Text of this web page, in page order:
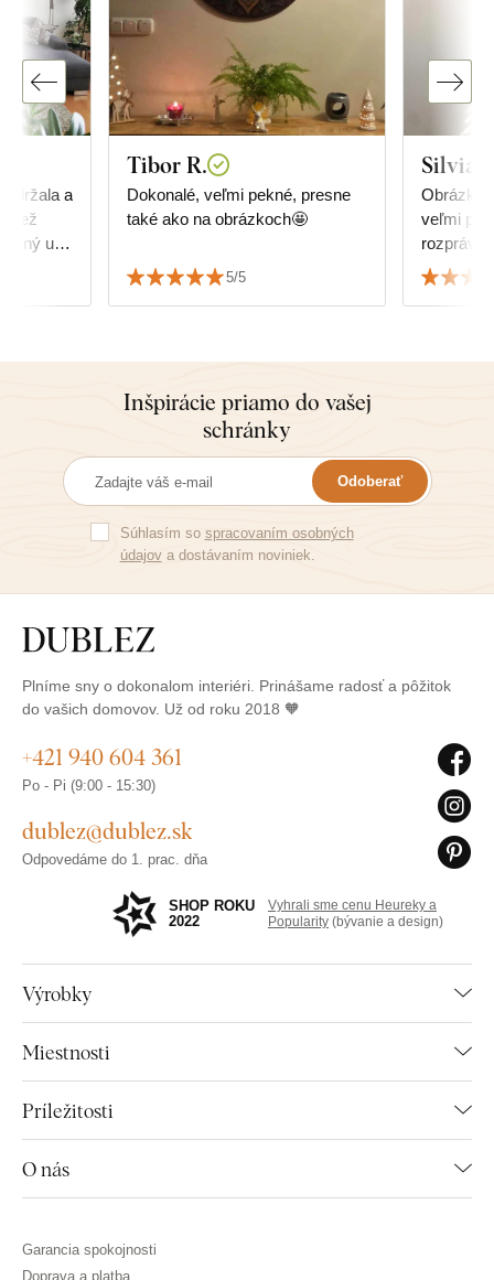
a
u
Tibor R.
Dokonalé, veľmi pekné, presne
také ako na obrázkoch🤩
5/5
Silvia
Obrázky
veľmi
Inšpirácie priamo do vašej
schránky
Odoberať
Súhlasím so spracovaním osobných
údajova dostávaním noviniek.
Plníme sny o dokonalom interiéri. Prinášame radosť a pôžitok
do vašich domovov. Už od roku 2018 🧡
Výrobky
Miestnosti
Príležitosti
O nás
+421 940 604 361
Po - Pi (9:00 - 15:30)
dublez@dublez.sk
Odpovedáme do 1. prac. dňa
SHOP ROKU
2022
Vyhrali sme cenu Heureky a
Popularity (bývanie a design)
Garancia spokojnosti
Doprava a platba